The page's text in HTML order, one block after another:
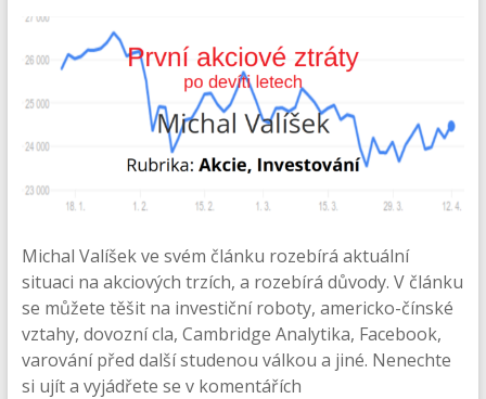
Michal Valíšek ve svém článku rozebírá aktuální
situaci na akciových trzích, a rozebírá důvody. V článku
se můžete těšit na investiční roboty, americko-čínské
vztahy, dovozní cla, Cambridge Analytika, Facebook,
varování před další studenou válkou a jiné. Nenechte
si ujít a vyjádřete se v komentářích